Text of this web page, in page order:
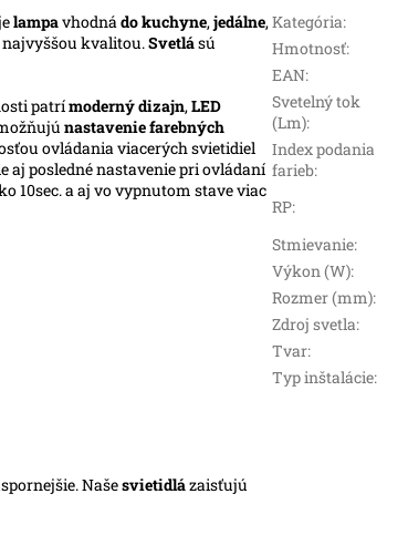
lampavhodná do kuchyne, jedálne,
kvalitou.Svetlású
patrímoderný dizajn, LED
nastavenie farebných
ovládania viacerých svietidiel
aj posledné nastavenie pri ovládaní
10sec. a aj vo vypnutom stave viac
Našesvietidlázaisťujú
Kategória:
Hmotnosť:
EAN:
Svetelný tok
(Lm):
Index podania
farieb:
RP:
Stmievanie:
Výkon (W):
Rozmer (mm):
Zdroj svetla:
Tvar:
Typ inštalácie: